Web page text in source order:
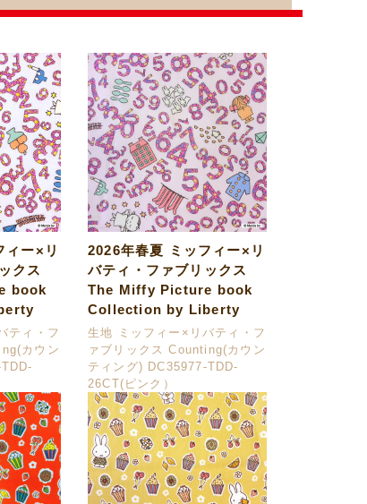
ィー×リ
クス
book
ティ・フ
カウン
2026年春夏 ミッフィー×リ
バティ・ファブリックス
The Miffy Picture book
Collection by Liberty
生地 ミッフィー×リバティ・フ
ァブリックス Counting(カウン
ティング) DC35977-TDD-
26CT(ピンク）